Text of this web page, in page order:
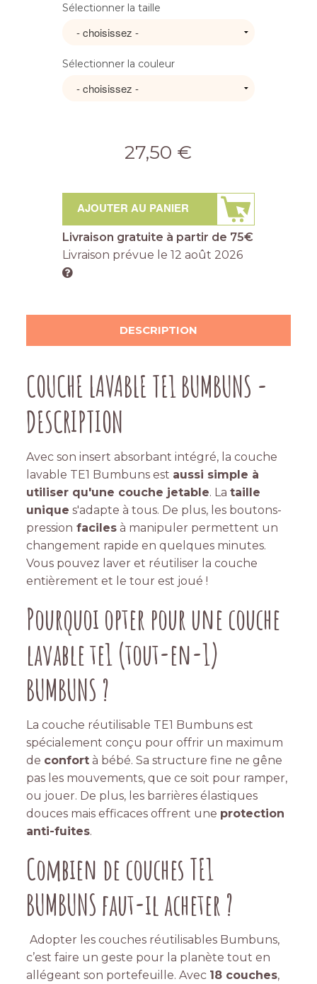
Sélectionner la taille
Sélectionner la couleur
27,50 €
AJOUTER AU PANIER
Livraison gratuite à partir de 75€
Livraison prévue le 12 août 2026
DESCRIPTION
COUCHE LAVABLE TE1 BUMBUNS -
DESCRIPTION
Avec son insert absorbant intégré, la couche
lavable TE1 Bumbuns est aussi simple à
utiliser qu'une couche jetable. Lataille
unique s'adapte à tous. De plus, les boutons-
pression faciles à manipuler permettent un
changement rapide en quelques minutes.
Vous pouvez laver et réutiliser la couche
entièrement et le tour est joué !
Pourquoi opter pour une couche
lavable te1 (tout-en-1)
BUMBUNS ?
La couche réutilisable TE1 Bumbuns est
spécialement conçu pour offrir un maximum
de confort à bébé. Sa structure fine ne gêne
pas les mouvements, que ce soit pour ramper,
ou jouer. De plus, les barrières élastiques
douces mais efficaces offrent une protection
anti-fuites.
Combien de couches TE1
BUMBUNS faut-il acheter ?
Adopter les couches réutilisables Bumbuns,
c’est faire un geste pour la planète tout en
allégeant son portefeuille. Avec 18 couches,